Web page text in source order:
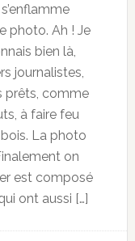
photo. Ah ! Je
bien là,
journalistes,
prêts, comme
à faire feu
La photo
on
est composé
ont aussi […]